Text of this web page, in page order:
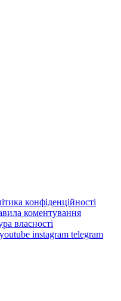
конфіденційності
коментування
власності
youtube instagram telegram